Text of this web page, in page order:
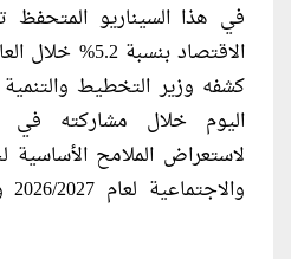
في هذا السيناريو المتحفظ
الاقتصاد بنسبة
كشفه وزير التخطيط
اليوم خلال مشاركته
لاستعراض الملامح الأساسية